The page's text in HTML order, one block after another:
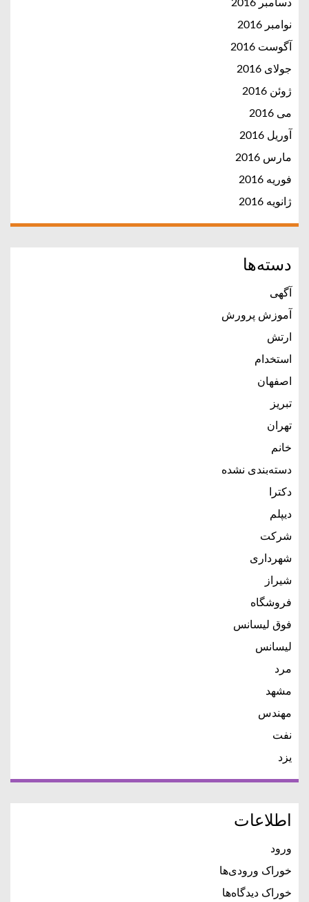
دسامبر 2016
نوامبر 2016
آگوست 2016
جولای 2016
ژوئن 2016
می 2016
آوریل 2016
مارس 2016
فوریه 2016
ژانویه 2016
دسته‌ها
آگهی
آموزش پرورش
ارتش
استخدام
اصفهان
تبریز
تهران
خانم
دسته‌بندی نشده
دکترا
دیپلم
شرکت
شهرداری
شیراز
فروشگاه
فوق لیسانس
لیسانس
مرد
مشهد
مهندس
نفت
یزد
اطلاعات
ورود
خوراک ورودی‌ها
خوراک دیدگاه‌ها